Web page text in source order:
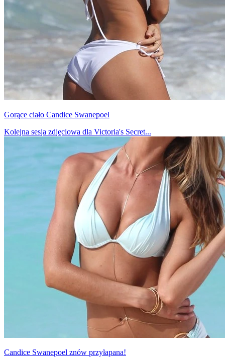
Gorące ciało Candice Swanepoel
Kolejna sesja zdjęciowa dla Victoria's Secret...
Candice Swanepoel znów przyłapana!